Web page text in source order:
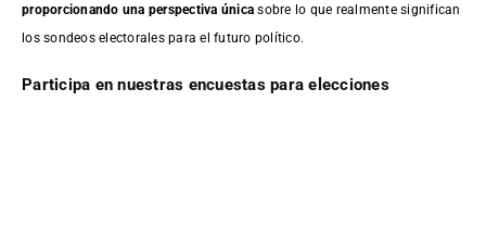
proporcionando una perspectiva única sobre lo que realmente significan
los sondeos electorales para el futuro político.
Participa en nuestras encuestas para elecciones